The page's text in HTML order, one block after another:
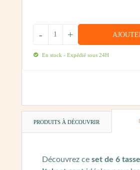
+
-
En stock - Expédié sous 24H
PRODUITS À DÉCOUVRIR
Découvrez ce set de 6